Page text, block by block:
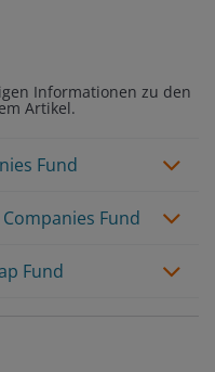
Informationen zu den
Artikel.
Fund
Fund
Fund